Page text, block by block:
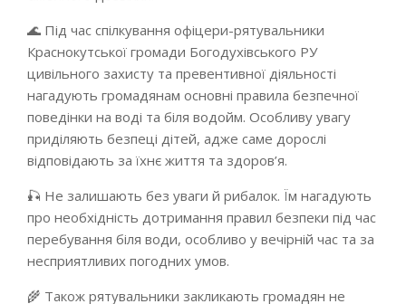
🌊 Під час спілкування офіцери-рятувальники
Краснокутської громади Богодухівського РУ
цивільного захисту та превентивної діяльності
нагадують громадянам основні правила безпечної
поведінки на воді та біля водойм. Особливу увагу
приділяють безпеці дітей, адже саме дорослі
відповідають за їхнє життя та здоров’я.
🎣 Не залишають без уваги й рибалок. Їм нагадують
про необхідність дотримання правил безпеки під час
перебування біля води, особливо у вечірній час та за
несприятливих погодних умов.
🌾 Також рятувальники закликають громадян не